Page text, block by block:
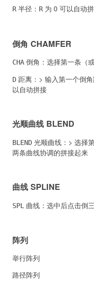
R半径： R为 0 可以自动
倒角 CHAMFER
CHA 倒角：选择第一条（
D 距离：> 输入第一个倒
以自动拼接
光顺曲线 BLEND
BLEND 光顺曲线：> 选择
两条曲线协调的拼接起来
曲线 SPLINE
SPL 曲线：选中后点击倒
阵列
举行阵列
路径阵列